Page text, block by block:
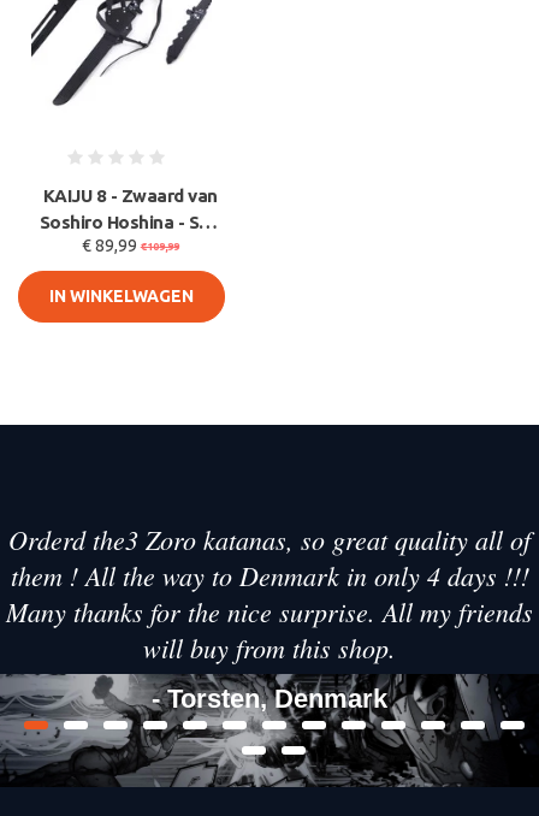
KAIJU 8 - Zwaard van
Soshiro Hoshina - SW-
2033 Katana met
Leren S
€ 89,99 €109,99
IN WINKELWAGEN
Orderd the3 Zoro katanas, so great quality all of
them ! All the way to Denmark in only 4 days !!!
Many thanks for the nice surprise. All my friends
will buy from this shop.
- Torsten, Denmark